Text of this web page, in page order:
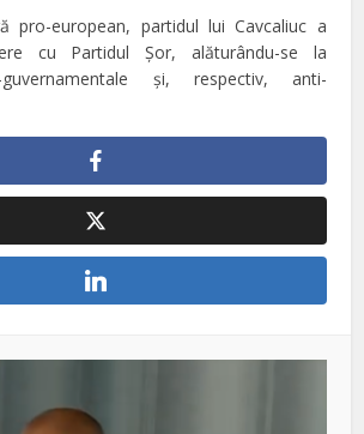
pro-european, partidul lui Cavcaliuc a
cu Partidul Şor, alăturându-se la
şi, respectiv, anti-